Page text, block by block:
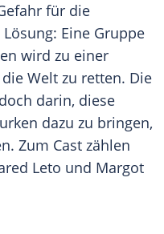
für die
Eine Gruppe
wird zu einer
Welt zu retten. Die
darin, diese
dazu zu bringen,
Zum Cast zählen
Leto und Margot